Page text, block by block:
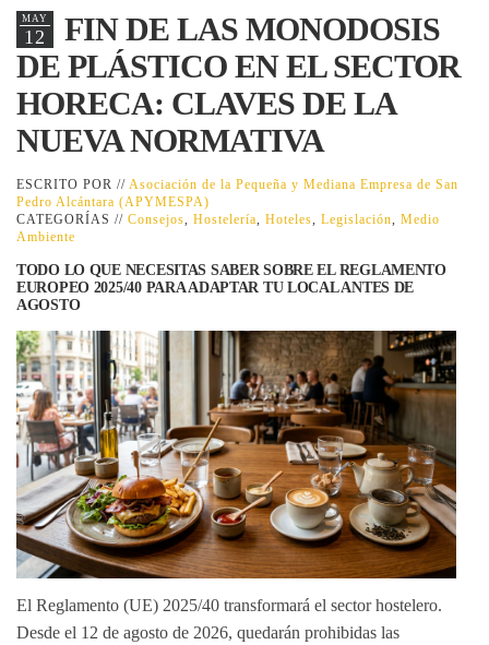
MAY
12
FIN DE LAS MONODOSIS
DE PLÁSTICO EN EL SECTOR
HORECA: CLAVES DE LA
NUEVA NORMATIVA
ESCRITO POR // Asociación de la Pequeña y Mediana Empresa de San
Pedro Alcántara (APYMESPA)
CATEGORÍAS // Consejos, Hostelería, Hoteles, Legislación, Medio
Ambiente
TODO LO QUE NECESITAS SABER SOBRE EL REGLAMENTO
EUROPEO 2025/40 PARA ADAPTAR TU LOCAL ANTES DE
AGOSTO
El Reglamento (UE) 2025/40 transformará el sector hostelero.
Desde el 12 de agosto de 2026, quedarán prohibidas las